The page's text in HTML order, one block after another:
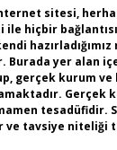
sitesi,
ile hiçbir
Burada yer alan
gerçek kurum ve
Gerçek
tesadüfidir.
tavsiye niteliği